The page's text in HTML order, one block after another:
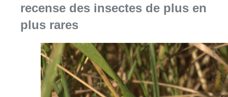
recense des insectes de plus en
plus rares